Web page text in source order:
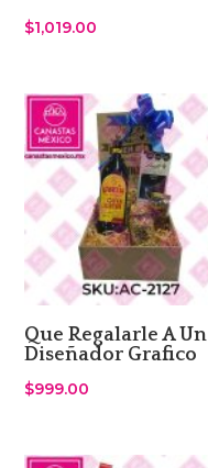
$1,019.00
Que Regalarle A Un
Diseñador Grafico
$999.00